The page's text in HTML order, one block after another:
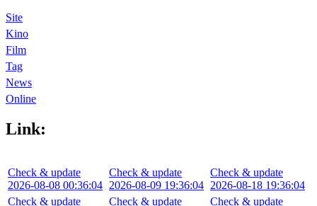
Site
Kino
Film
Tag
News
Online
Link:
Check & update
2026-08-08 00:36:04
Check & update
Check & update
2026-08-09 19:36:04
Check & update
Check & update
2026-08-18 19:36:04
Check & update